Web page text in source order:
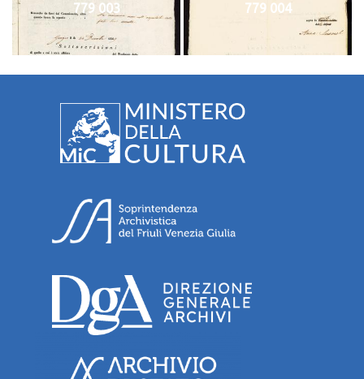
779 003 779 004